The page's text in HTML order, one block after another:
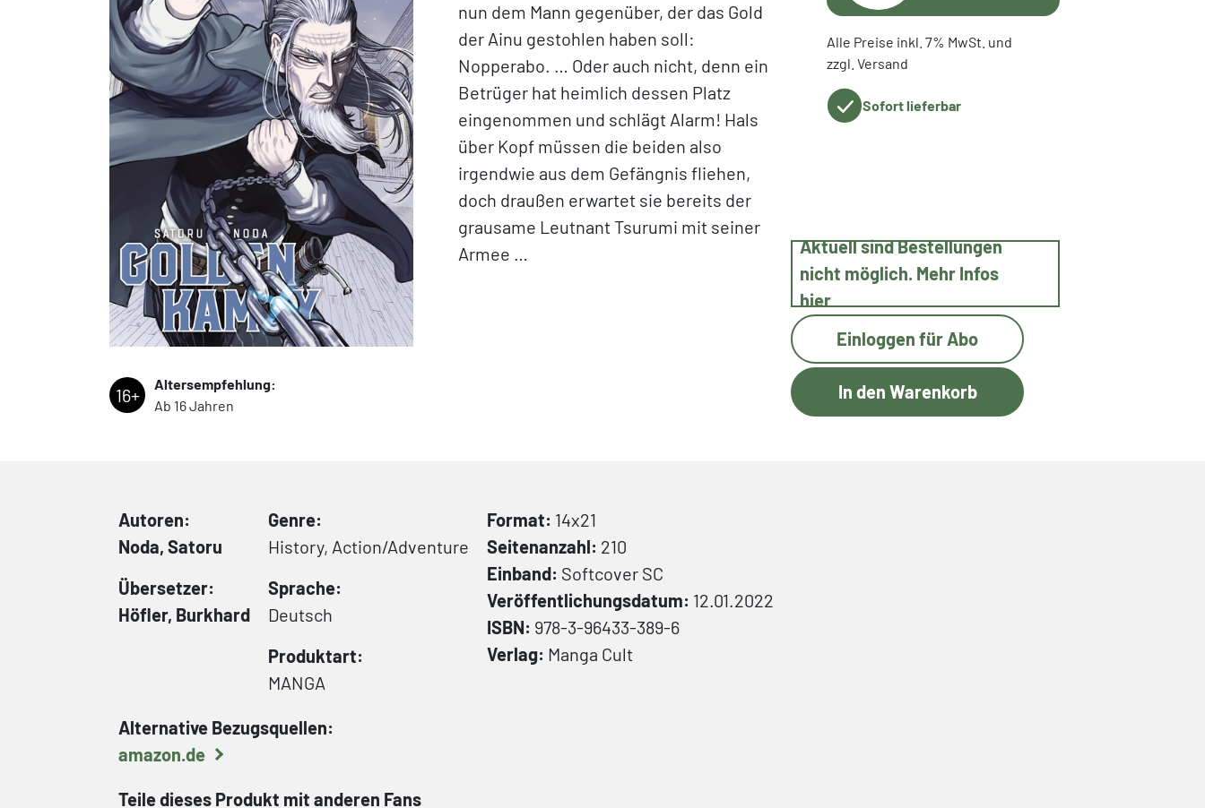
16+
Altersempfehlung:
Ab 16 Jahren
nun dem Mann gegenüber, der das Gold
der Ainu gestohlen haben soll:
Nopperabo. … Oder auch nicht, denn ein
Betrüger hat heimlich dessen Platz
eingenommen und schlägt Alarm! Hals
über Kopf müssen die beiden also
irgendwie aus dem Gefängnis fliehen,
doch draußen erwartet sie bereits der
grausame Leutnant Tsurumi mit seiner
Armee …
Alle Preise inkl. 7% MwSt. und
zzgl. Versand
Sofort lieferbar
Aktuell sind Bestellungen
nicht möglich. Mehr Infos
hier
Einloggen für Abo
Autoren:
Noda, Satoru
Übersetzer:
Höfler, Burkhard
Genre:
History, Action/Adventure
Sprache:
Deutsch
Produktart:
MANGA
Format: 14x21
Seitenanzahl: 210
Einband: Softcover SC
Veröffentlichungsdatum: 12.01.2022
ISBN: 978-3-96433-389-6
Verlag: Manga Cult
Alternative Bezugsquellen:
amazon.de
Teile dieses Produkt mit anderen Fans